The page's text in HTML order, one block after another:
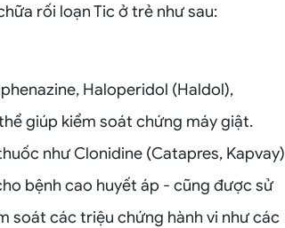
rối loạn Tic ở trẻ như sau:
Haloperidol (Haldol),
giúp kiểm soát chứng máy giật.
như Clonidine (Catapres, Kapvay)
bệnh cao huyết áp - cũng được sử
soát các triệu chứng hành vi như các